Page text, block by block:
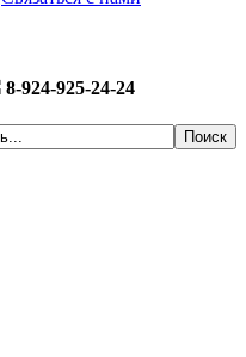
8-924-925-24-24